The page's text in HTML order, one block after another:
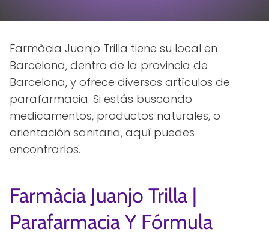
Farmàcia Juanjo Trilla tiene su local en
Barcelona, dentro de la provincia de
Barcelona, y ofrece diversos artículos de
parafarmacia. Si estás buscando
medicamentos, productos naturales, o
orientación sanitaria, aquí puedes
encontrarlos.
Farmàcia Juanjo Trilla |
Parafarmacia Y Fórmula